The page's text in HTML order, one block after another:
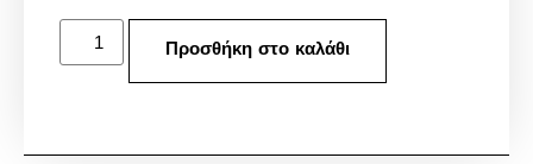
Προσθήκη στο καλάθι